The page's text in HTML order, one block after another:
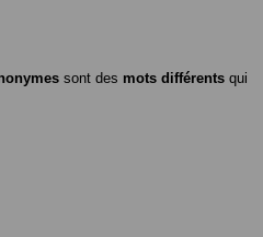
sont des mots différents qui